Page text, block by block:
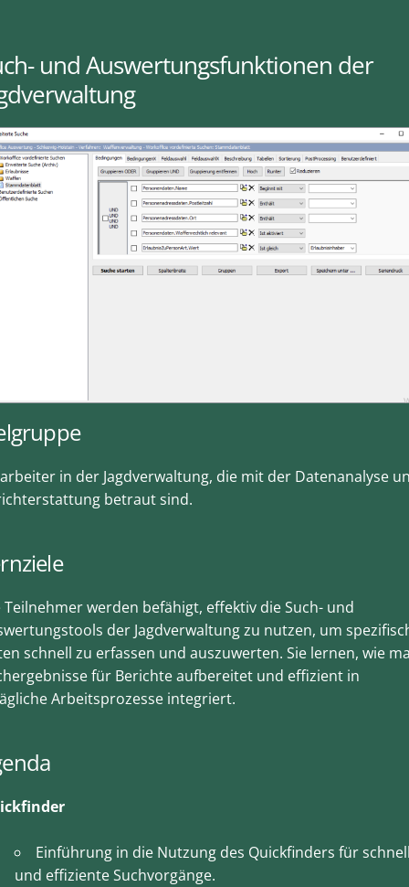
und Auswertungsfunktionen der
in der Jagdverwaltung, die mit der Datenanalyse
betraut sind.
Teilnehmer werden befähigt, effektiv die Such- und
der Jagdverwaltung zu nutzen, um
schnell zu erfassen und auszuwerten. Sie lernen, wie
für Berichte aufbereitet und effizient in
Arbeitsprozesse integriert.
Einführung in die Nutzung des Quickfinders für
und effiziente Suchvorgänge.